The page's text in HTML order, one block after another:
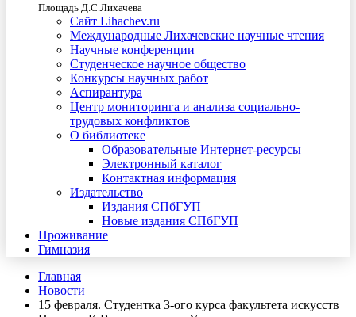
Площадь Д.С.Лихачева
Сайт Lihachev.ru
Международные Лихачевские научные чтения
Научные конференции
Студенческое научное общество
Конкурсы научных работ
Аспирантура
Центр мониторинга и анализа социально-
трудовых конфликтов
О библиотеке
Образовательные Интернет-ресурсы
Электронный каталог
Контактная информация
Издательство
Издания СПбГУП
Новые издания СПбГУП
Проживание
Гимназия
Главная
Новости
15 февраля. Студентка 3-ого курса факультета искусств